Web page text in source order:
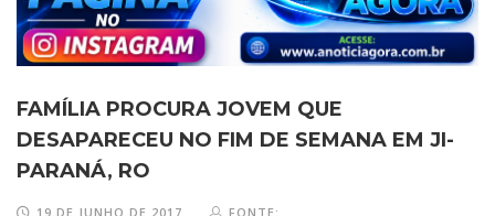
FAMÍLIA PROCURA JOVEM QUE
DESAPARECEU NO FIM DE SEMANA EM JI-
PARANÁ, RO
19 DE JUNHO DE 2017 FONTE: